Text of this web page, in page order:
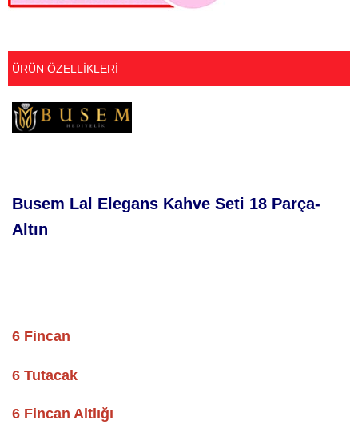
ÜRÜN ÖZELLIKLERI
Busem Lal Elegans Kahve Seti 18 Parça-
Altın
6 Fincan
6 Tutacak
6 Fincan Altlığı